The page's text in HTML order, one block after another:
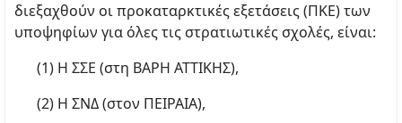
διεξαχθούν οι προκαταρκτικές εξετάσεις (ΠΚΕ) των
υποψηφίων για όλες τις στρατιωτικές σχολές, είναι:
(1) Η ΣΣΕ (στη ΒΑΡΗ ΑΤΤΙΚΗΣ),
(2) Η ΣΝΔ (στον ΠΕΙΡΑΙΑ),